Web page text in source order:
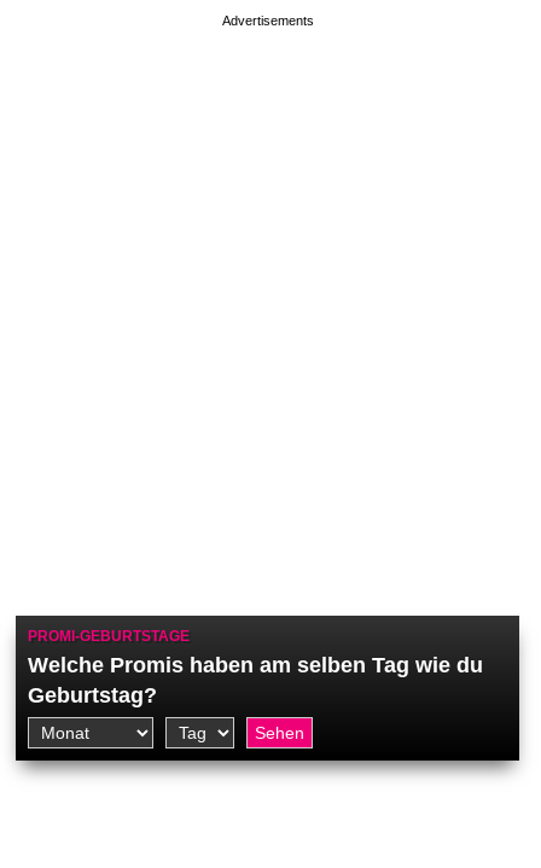
PROMI-GEBURTSTAGE
Welche Promis haben am selben Tag wie du
Geburtstag?